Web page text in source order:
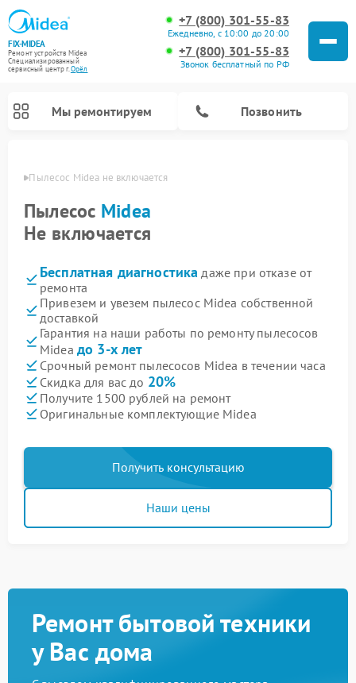
FIX-MIDEA
Ремонт устройств Midea
Специализированный
cервисный центр г.Орёл
+7 (800) 301-55-83
Ежедневно, с 10:00 до 20:00
+7 (800) 301-55-83
Звонок бесплатный по РФ
Мы ремонтируем Позвонить
Пылесос Midea не включается
Пылесос Midea
Не включается
Бесплатная диагностика даже при отказе от
ремонта
Привезем и увезем пылесос Midea собственной
доставкой
Гарантия на наши работы по ремонту пылесосов
Midea до 3-х лет
Срочный ремонт пылесосов Midea в течении часа
Скидка для вас до 20%
Получите 1500 рублей на ремонт
Оригинальные комплектующие Midea
Получить консультацию
Наши цены
Ремонт бытовой техники
у Вас дома